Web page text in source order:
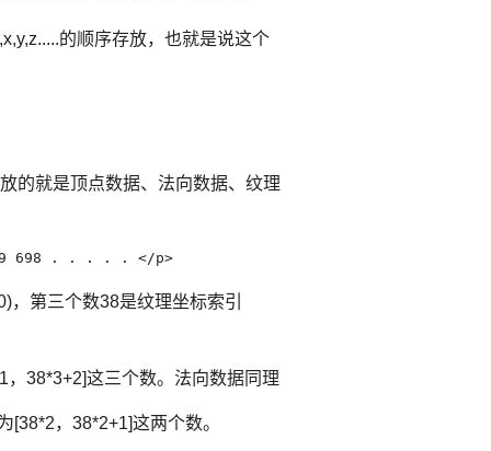
的顺序存放，也就是说这个
的就是顶点数据、法向数据、纹理
698 . . . . . </p>
第三个数38是纹理坐标索引
38*3+2]这三个数。法向数据同理
，38*2+1]这两个数。